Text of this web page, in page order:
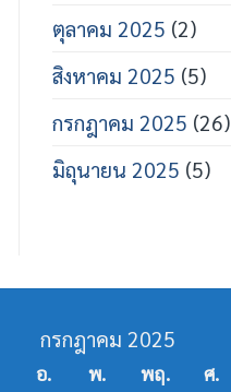
ตุลาคม 2025 (2)
สิงหาคม 2025 (5)
กรกฎาคม 2025 (26)
มิถุนายน 2025 (5)
กรกฎาคม 2025
อ. พ. พฤ. ศ.